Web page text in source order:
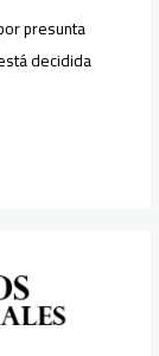
presunta
decidida